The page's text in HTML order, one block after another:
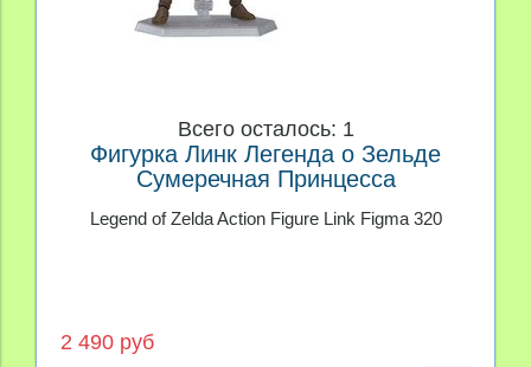
Всего осталось: 1
Фигурка Линк Легенда о Зельде
Сумеречная Принцесса
Legend of Zelda Action Figure Link Figma 320
2 490 руб